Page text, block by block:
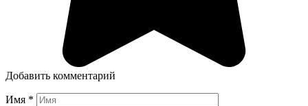
Добавить комментарий
Имя *